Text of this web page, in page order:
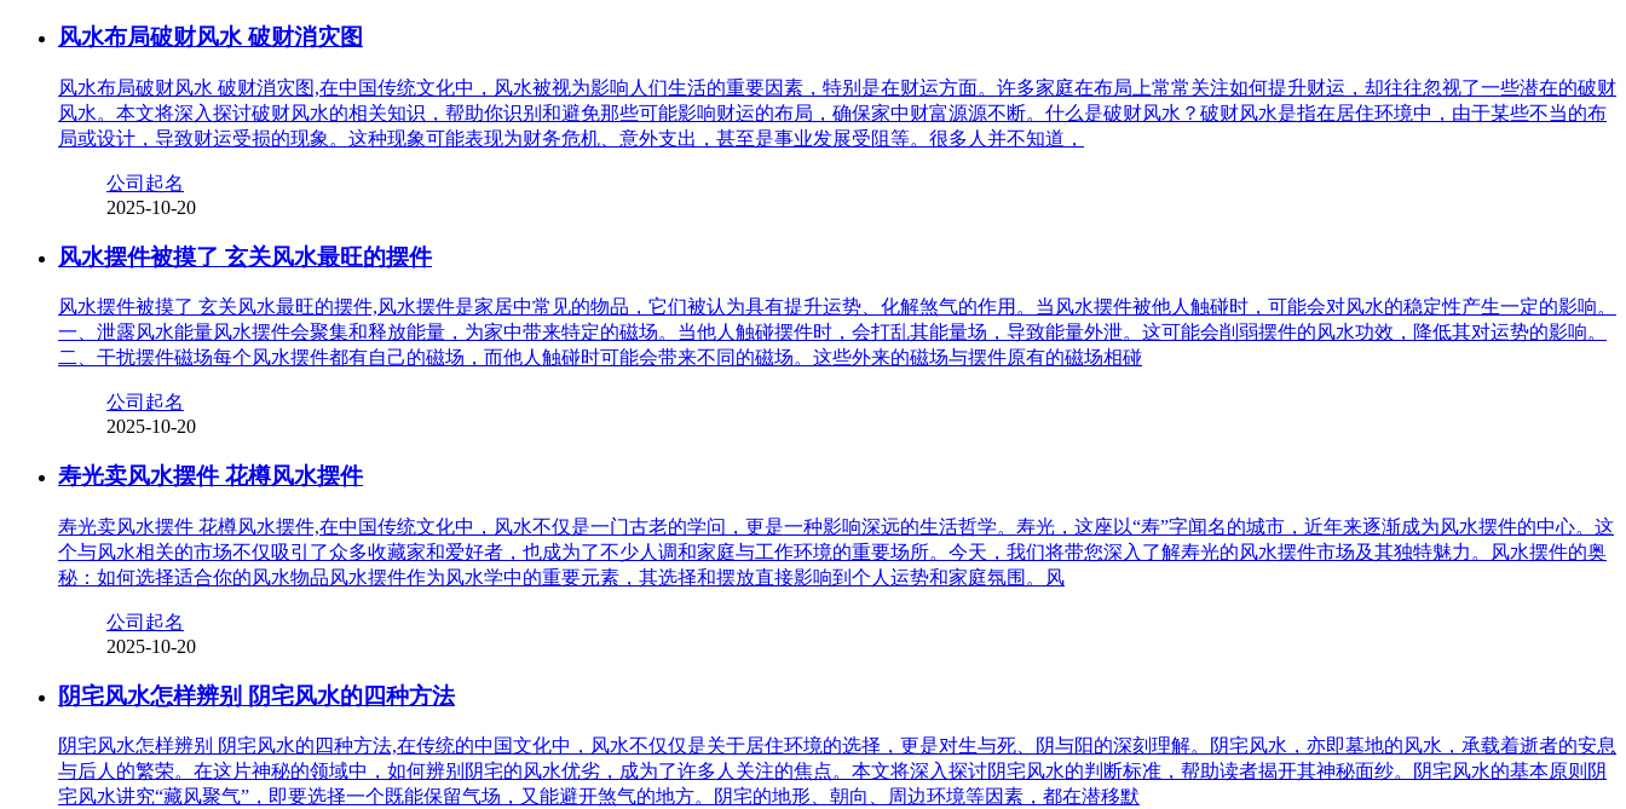
风水布局破财风水 破财消灾图
风水布局破财风水 破财消灾图,在中国传统文化中，风水被视为影响人们生活的重要因素，特别是在财运方面。许多家庭在布局上常常关注如何提升财运，却往往忽视了一些潜在的破财
风水。本文将深入探讨破财风水的相关知识，帮助你识别和避免那些可能影响财运的布局，确保家中财富源源不断。什么是破财风水？破财风水是指在居住环境中，由于某些不当的布
局或设计，导致财运受损的现象。这种现象可能表现为财务危机、意外支出，甚至是事业发展受阻等。很多人并不知道，
公司起名
2025-10-20
风水摆件被摸了 玄关风水最旺的摆件
风水摆件被摸了 玄关风水最旺的摆件,风水摆件是家居中常见的物品，它们被认为具有提升运势、化解煞气的作用。当风水摆件被他人触碰时，可能会对风水的稳定性产生一定的影响。
一、泄露风水能量风水摆件会聚集和释放能量，为家中带来特定的磁场。当他人触碰摆件时，会打乱其能量场，导致能量外泄。这可能会削弱摆件的风水功效，降低其对运势的影响。
二、干扰摆件磁场每个风水摆件都有自己的磁场，而他人触碰时可能会带来不同的磁场。这些外来的磁场与摆件原有的磁场相碰
公司起名
2025-10-20
寿光卖风水摆件 花樽风水摆件
寿光卖风水摆件 花樽风水摆件,在中国传统文化中，风水不仅是一门古老的学问，更是一种影响深远的生活哲学。寿光，这座以“寿”字闻名的城市，近年来逐渐成为风水摆件的中心。这
个与风水相关的市场不仅吸引了众多收藏家和爱好者，也成为了不少人调和家庭与工作环境的重要场所。今天，我们将带您深入了解寿光的风水摆件市场及其独特魅力。风水摆件的奥
秘：如何选择适合你的风水物品风水摆件作为风水学中的重要元素，其选择和摆放直接影响到个人运势和家庭氛围。风
公司起名
2025-10-20
阴宅风水怎样辨别 阴宅风水的四种方法
阴宅风水怎样辨别 阴宅风水的四种方法,在传统的中国文化中，风水不仅仅是关于居住环境的选择，更是对生与死、阴与阳的深刻理解。阴宅风水，亦即墓地的风水，承载着逝者的安息
与后人的繁荣。在这片神秘的领域中，如何辨别阴宅的风水优劣，成为了许多人关注的焦点。本文将深入探讨阴宅风水的判断标准，帮助读者揭开其神秘面纱。阴宅风水的基本原则阴
宅风水讲究“藏风聚气”，即要选择一个既能保留气场，又能避开煞气的地方。阴宅的地形、朝向、周边环境等因素，都在潜移默